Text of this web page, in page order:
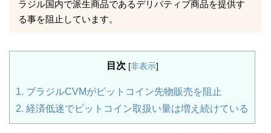
ラジル国内で派生商品であるデリバティブ商品を提供す
る事を阻止しています。
目次 [非表示]
1. ブラジルCVMがビットコイン先物販売を阻止
2. 経済低迷でビットコイン取扱い量は増え続けている